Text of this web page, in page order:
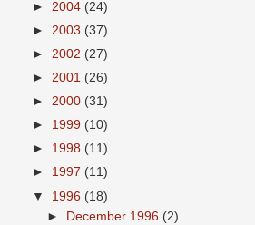
► 2004 (24)
► 2003 (37)
► 2002 (27)
► 2001 (26)
► 2000 (31)
► 1999 (10)
► 1998 (11)
► 1997 (11)
▼ 1996 (18)
►
December 1996 (2)